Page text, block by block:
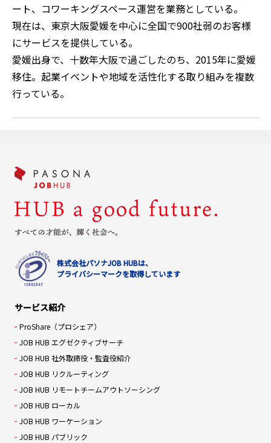
ート、コワーキングスペース運営を業務としている。
現在は、東京大阪愛媛を中心に全国で900社弱のお客様
にサービスを提供している。
愛媛出身で、十数年大阪で過ごしたのち、2015年に愛媛
移住。起業イベントや地域を活性化する取り組みを複数
行っている。
株式会社パソナJOB HUBは、
プライバシーマークを取得しています
サービス紹介
ProShare（プロシェア）
JOB HUB エグゼクティブサーチ
JOB HUB 社外取締役・監査役紹介
JOB HUB リクルーティング
JOB HUB リモートチームアウトソーシング
JOB HUB ローカル
JOB HUB ワーケーション
JOB HUB パブリック